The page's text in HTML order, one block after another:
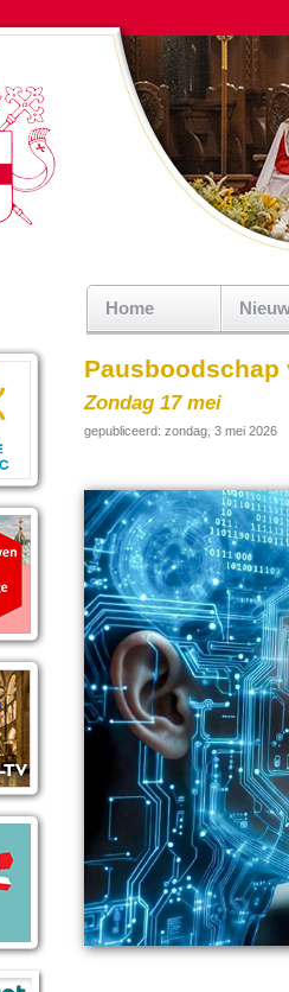
Home
Zondag 17 mei
gepubliceerd: zondag, 3 mei 2026